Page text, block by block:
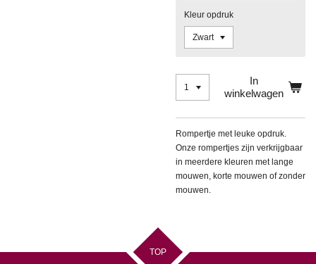
Kleur opdruk
In
winkelwagen
Rompertje met leuke opdruk.
Onze rompertjes zijn verkrijgbaar
in meerdere kleuren met lange
mouwen, korte mouwen of zonder
mouwen.
TOP